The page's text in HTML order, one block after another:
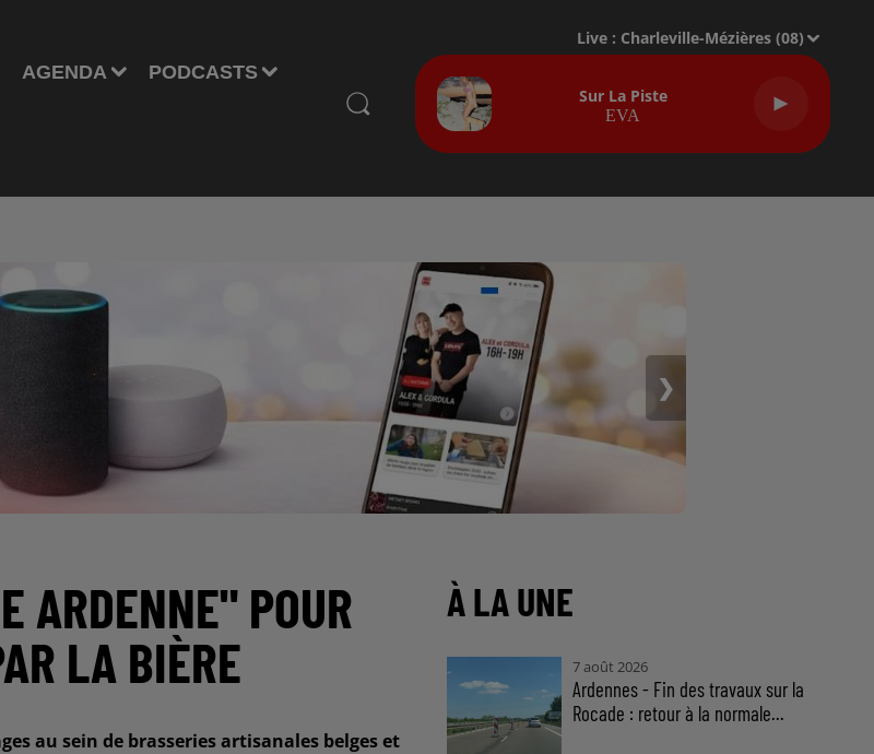
AGENDA PODCASTS
Live : Charleville-Mézières (08)
Sur La Piste
EVA
❯
ARDENNE" POUR
LA BIÈRE
au sein de brasseries artisanales belges et
À LA UNE
7 août 2026
Ardennes - Fin des travaux sur la
Rocade : retour à la normale...